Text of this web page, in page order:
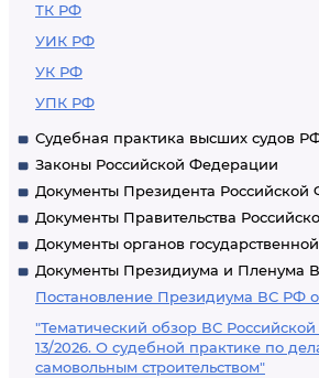
ТК РФ
УИК РФ
УК РФ
УПК РФ
Судебная практика высших судов
Законы Российской Федерации
Документы Президента Российской
Документы Правительства
Документы органов
Документы Президиума и Пленума
Постановление Президиума ВС РФ
"Тематический обзор ВС
13/2026. О судебной практике по
самовольным строительством"